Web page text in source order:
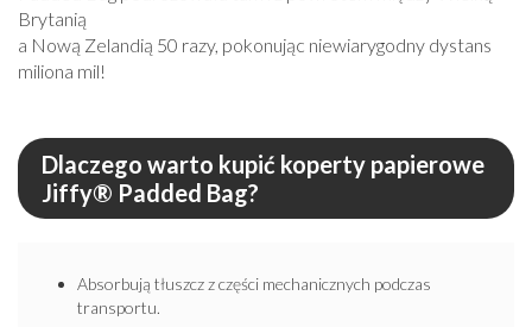
Brytanią
a Nową Zelandią 50 razy, pokonując niewiarygodny dystans
miliona mil!
Dlaczego warto kupić koperty papierowe
Jiffy® Padded Bag?
Absorbują tłuszcz z części mechanicznych podczas
transportu.